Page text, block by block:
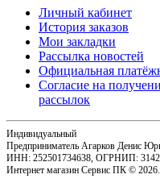
Личный кабинет
История заказов
Мои закладки
Рассылка новостей
Официальная
Согласие на
рассылок
Индивидуальный
Предприниматель Агарков Денис
ИНН: 252501734638, ОГРНИП:
Интернет магазин Сервис ПК © 2026.